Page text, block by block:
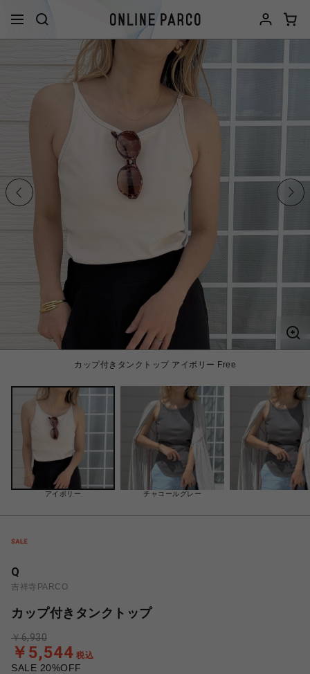
カップ付きタンクトップ アイボリー Free
アイボリー チャコールグレー
Q
吉祥寺PARCO
カップ付きタンクトップ
SALE 20%OFF
￥5,544 税込
￥6,930